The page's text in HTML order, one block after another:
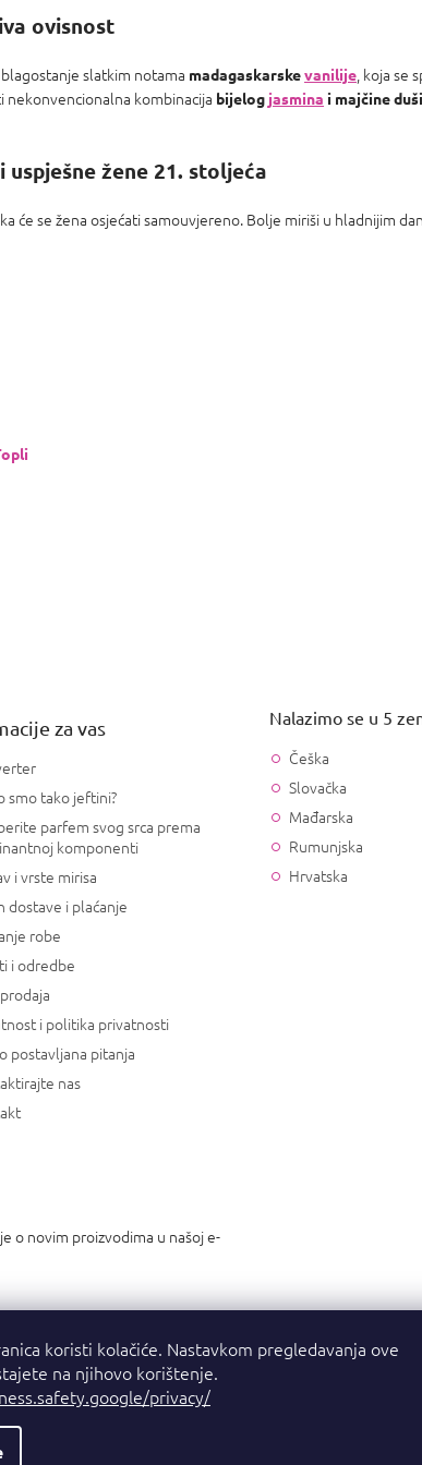
koristi kolačiće. Nastavkom pregledavanja ove
na njihovo korištenje.
privacy/
ovisnost
slatkim notama madagaskarskevanilije , koja se
nekonvencionalna kombinacija bijelog jasmina i majčine
žene 21. stoljeća
će se žena osjećati samouvjereno. Bolje miriši u hladnijim
za vas
smo tako jeftini?
parfem svog srca prema
komponenti
i vrste mirisa
dostave i plaćanje
robe
i odredbe
i politika privatnosti
postavljana pitanja
nas
Nalazimo se u 5
Češka
Slovačka
Mađarska
Rumunjska
Hrvatska
o novim proizvodima u našoj e-